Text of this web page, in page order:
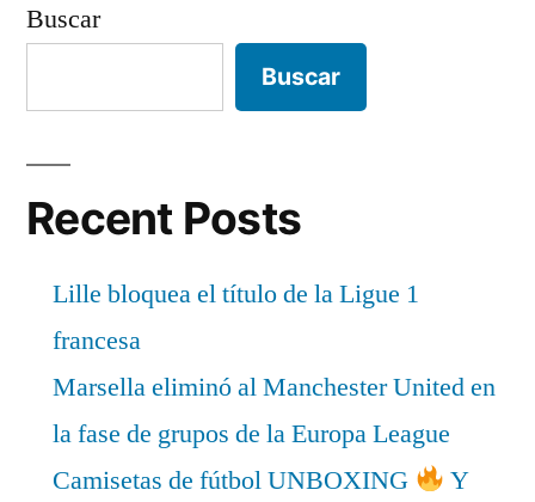
Buscar
Buscar
Recent Posts
Lille bloquea el título de la Ligue 1
francesa
Marsella eliminó al Manchester United en
la fase de grupos de la Europa League
Camisetas de fútbol UNBOXING
Y